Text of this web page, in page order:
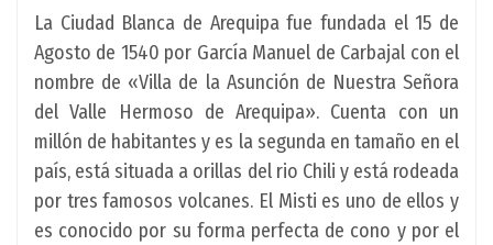
La Ciudad Blanca de Arequipa fue fundada el 15 de
Agosto de 1540 por García Manuel de Carbajal con el
nombre de «Villa de la Asunción de Nuestra Señora
del Valle Hermoso de Arequipa». Cuenta con un
millón de habitantes y es la segunda en tamaño en el
país, está situada a orillas del rio Chili y está rodeada
por tres famosos volcanes. El Misti es uno de ellos y
es conocido por su forma perfecta de cono y por el